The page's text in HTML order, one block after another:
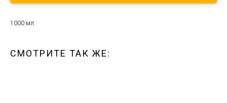
1000 мл
СМОТРИТЕ ТАК ЖЕ: